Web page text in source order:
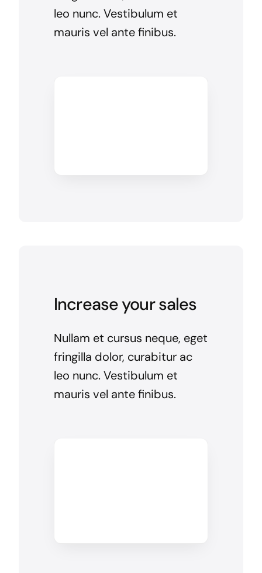
leo nunc. Vestibulum et
mauris vel ante finibus.
Increase your sales
Nullam et cursus neque, eget
fringilla dolor, curabitur ac
leo nunc. Vestibulum et
mauris vel ante finibus.